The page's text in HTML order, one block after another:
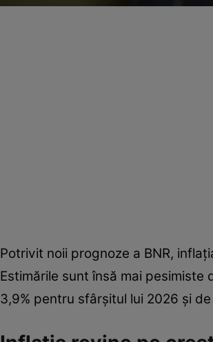
Potrivit noii prognoze a BNR,
Estimările sunt însă mai
3,9% pentru sfârșitul lui 2026 și